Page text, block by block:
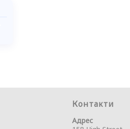
Контакти
Адрес